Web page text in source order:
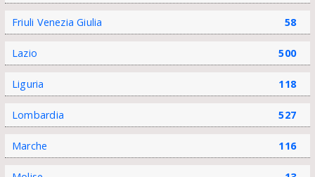
Friuli Venezia Giulia 58
Lazio 500
Liguria 118
Lombardia 527
Marche 116